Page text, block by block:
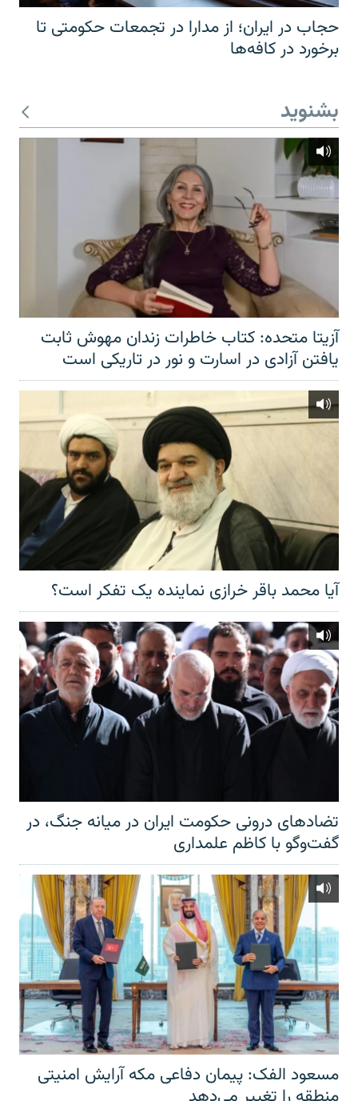
حجاب در ایران؛ از مدارا در تجمعات حکومتی تا
برخورد در کافه‌ها
بشنوید
آزیتا متحده: کتاب خاطرات زندان مهوش ثابت
یافتن آزادی در اسارت و نور در تاریکی است
آیا محمد باقر خرازی نماینده یک تفکر است؟
تضادهای درونی حکومت ایران در میانه جنگ، در
گفت‌‌وگو با کاظم علمداری
مسعود الفک: پیمان دفاعی مکه آرایش امنیتی